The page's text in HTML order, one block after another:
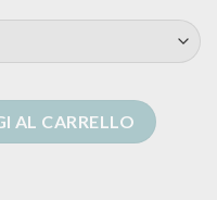
AL CARRELLO